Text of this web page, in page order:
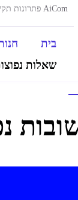
AiCom פתרונות תקשורת
בית
שאלות